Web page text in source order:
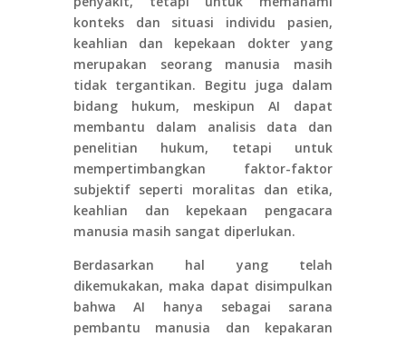
konteks dan situasi individu pasien,
keahlian dan kepekaan dokter yang
merupakan seorang manusia masih
tidak tergantikan. Begitu juga dalam
bidang hukum, meskipun AI dapat
membantu dalam analisis data dan
penelitian hukum, tetapi untuk
mempertimbangkan faktor-faktor
subjektif seperti moralitas dan etika,
keahlian dan kepekaan pengacara
manusia masih sangat diperlukan.
Berdasarkan hal yang telah
dikemukakan, maka dapat disimpulkan
bahwa AI hanya sebagai sarana
pembantu manusia dan kepakaran